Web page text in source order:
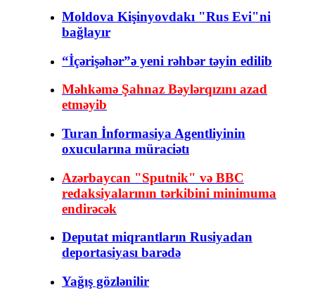
Moldova Kişinyovdakı "Rus Evi"ni
bağlayır
“İçərişəhər”ə yeni rəhbər təyin edilib
Məhkəmə Şahnaz Bəylərqızını azad
etməyib
Turan İnformasiya Agentliyinin
oxucularına müraciətı
Azərbaycan "Sputnik" və BBC
redaksiyalarının tərkibini minimuma
endirəcək
Deputat miqrantların Rusiyadan
deportasiyası barədə
Yağış gözlənilir